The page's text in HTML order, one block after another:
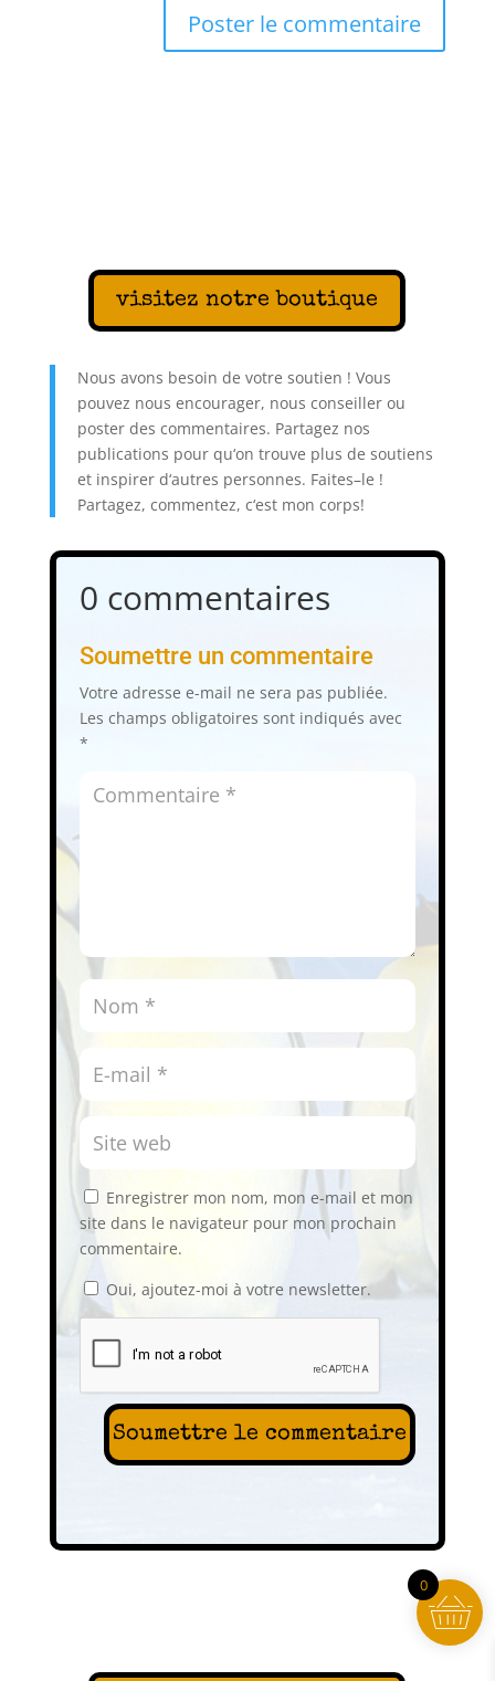
visitez notre boutique
Nous avons besoin de votre soutien ! Vous
pouvez nous encourager, nous conseillerou
posterdes commentaires. Partagez nos
publications pourqu‘on trouve plus de soutiens
etinspirerd‘autres personnes. Faites–le !
Partagez, commentez, c‘estmon corps!
0 commentaires
Soumettre un commentaire
Votre adresse e-mail ne sera pas publiée.
Les champs obligatoires sont indiqués avec
*
Enregistrer mon nom, mon e-mail et mon
site dans le navigateur pour mon prochain
commentaire.
Oui, ajoutez-moi à votre newsletter.
Soumettre le commentaire
0